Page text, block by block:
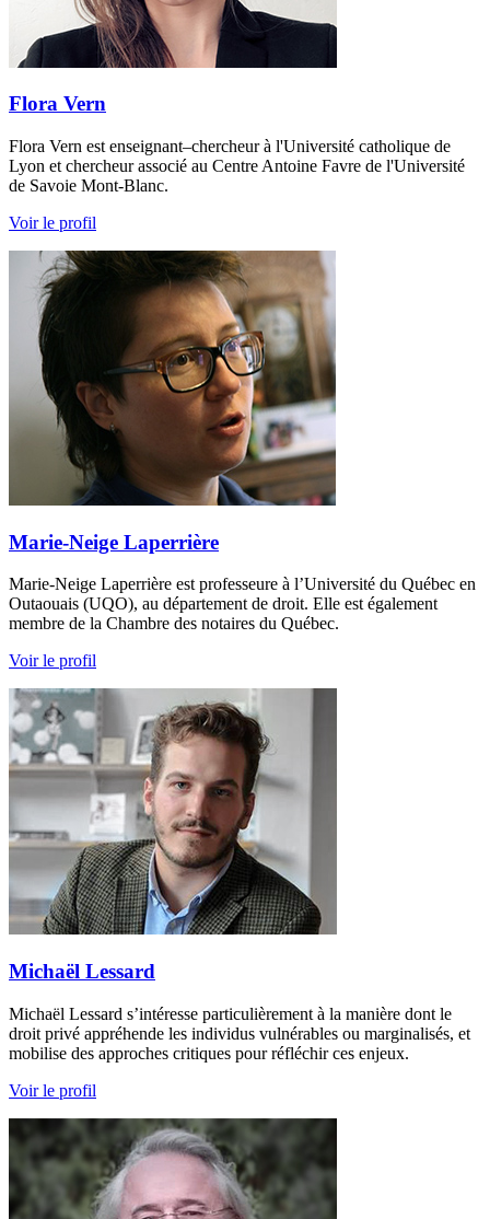
Flora Vern
Flora Vern est enseignant–chercheur à l'Université catholique de
Lyon et chercheur associé au Centre Antoine Favre de l'Université
de Savoie Mont-Blanc.
Voir le profil
Marie-Neige Laperrière
Marie-Neige Laperrière est professeure à l’Université du Québec en
Outaouais (UQO), au département de droit. Elle est également
membre de la Chambre des notaires du Québec.
Voir le profil
Michaël Lessard
Michaël Lessard s’intéresse particulièrement à la manière dont le
droit privé appréhende les individus vulnérables ou marginalisés, et
mobilise des approches critiques pour réfléchir ces enjeux.
Voir le profil